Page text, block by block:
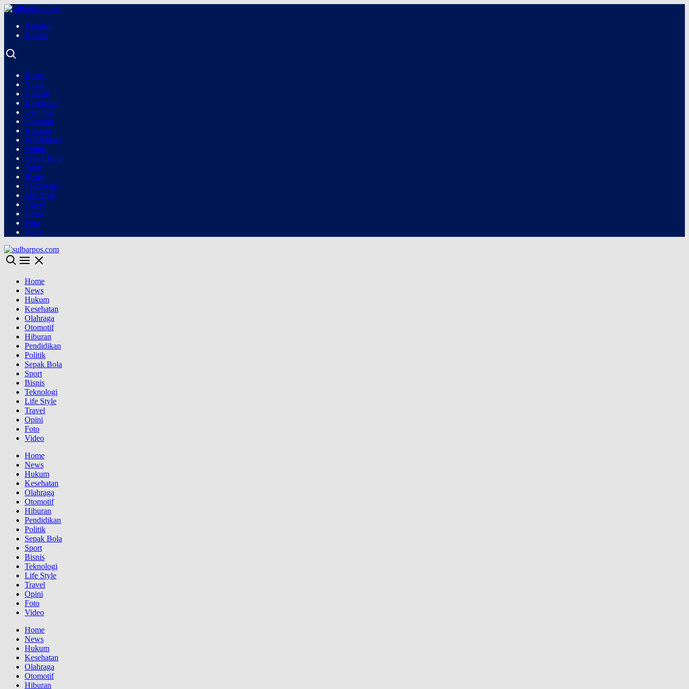
Redaksi
Kontak
Home
News
Hukum
Kesehatan
Olahraga
Otomotif
Hiburan
Pendidikan
Politik
Sepak Bola
Sport
Bisnis
Teknologi
Life Style
Travel
Opini
Foto
Video
Home
News
Hukum
Kesehatan
Olahraga
Otomotif
Hiburan
Pendidikan
Politik
Sepak Bola
Sport
Bisnis
Teknologi
Life Style
Travel
Opini
Foto
Video
Home
News
Hukum
Kesehatan
Olahraga
Otomotif
Hiburan
Pendidikan
Politik
Sepak Bola
Sport
Bisnis
Teknologi
Life Style
Travel
Opini
Foto
Video
Home
News
Hukum
Kesehatan
Olahraga
Otomotif
Hiburan